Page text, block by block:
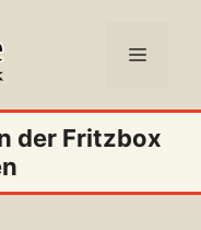
Menü
der Fritzbox